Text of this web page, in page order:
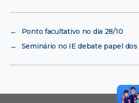
←
Ponto facultativo no dia 28/10
→
Seminário no IE debate papel dos